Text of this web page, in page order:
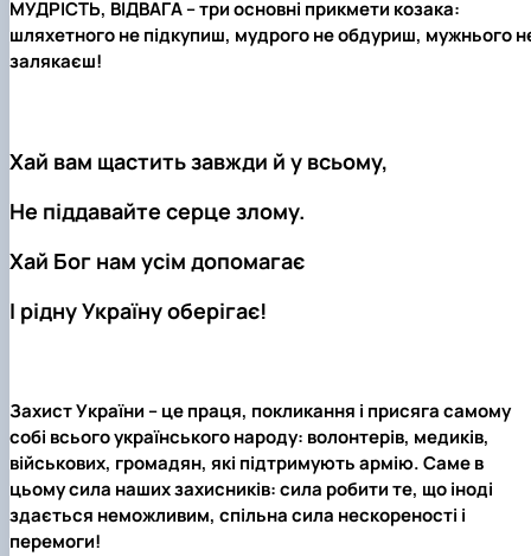
МУДРІСТЬ, ВІДВАГА – три основні прикмети козака:
шляхетного не підкупиш, мудрого не обдуриш, мужнього
залякаєш!
Хай вам щастить завжди й у всьому,
Не піддавайте серце злому.
Хай Бог нам усім допомагає
І рідну Україну оберігає!
Захист України – це праця, покликання і присяга самому
собі всього українського народу: волонтерів, медиків,
військових, громадян, які підтримують армію. Саме в
цьому сила наших захисників: сила робити те, що іноді
здається неможливим, спільна сила нескореності і
перемоги!